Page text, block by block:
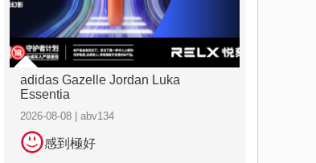
adidas Gazelle Jordan Luka
Essentia
2026-08-08 | abv134
感到極好